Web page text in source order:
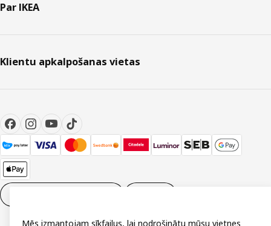
Par IKEA
Klientu apkalpošanas vietas
Mēs izmantojam sīkfailus, lai nodrošinātu mūsu vietnes